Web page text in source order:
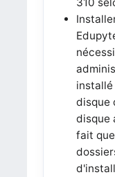
installé
disque
disque
fait